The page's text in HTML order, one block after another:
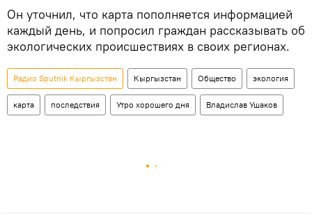
Он уточнил, что карта пополняется информацией
каждый день, и попросил граждан рассказывать об
экологических происшествиях в своих регионах.
Радио Sputnik Кыргызстан Кыргызстан Общество экология
карта последствия Утро хорошего дня Владислав Ушаков